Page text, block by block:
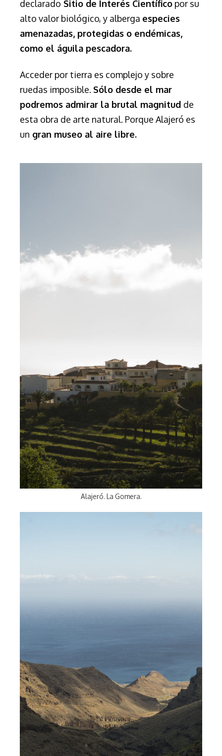
declarado Sitio de Interés Científico por su
alto valor biológico, y alberga especies
amenazadas, protegidas o endémicas,
como el águila pescadora.
Acceder por tierra es complejo y sobre
ruedas imposible. Sólo desde el mar
podremos admirar la brutal magnitud de
esta obra de arte natural. Porque Alajeró es
un gran museo al aire libre.
Alajeró. La Gomera.